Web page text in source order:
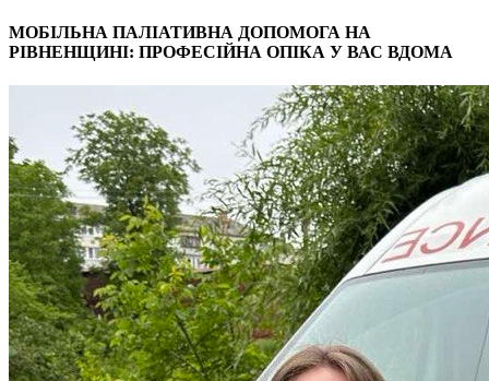
МОБІЛЬНА ПАЛІАТИВНА ДОПОМОГА НА
РІВНЕНЩИНІ: ПРОФЕСІЙНА ОПІКА У ВАС ВДОМА